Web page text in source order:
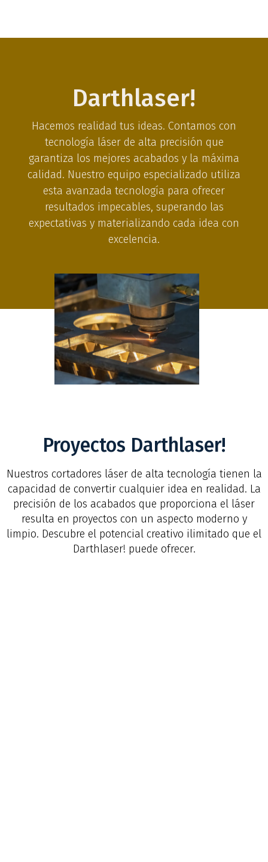
Darthlaser!
Hacemos realidad tus ideas. Contamos con
tecnología láser de alta precisión que
garantiza los mejores acabados y la máxima
calidad. Nuestro equipo especializado utiliza
esta avanzada tecnología para ofrecer
resultados impecables, superando las
expectativas y materializando cada idea con
excelencia.
Proyectos Darthlaser!
Nuestros cortadores láser de alta tecnología tienen la
capacidad de convertir cualquier idea en realidad. La
precisión de los acabados que proporciona el láser
resulta en proyectos con un aspecto moderno y
limpio. Descubre el potencial creativo ilimitado que el
Darthlaser! puede ofrecer.